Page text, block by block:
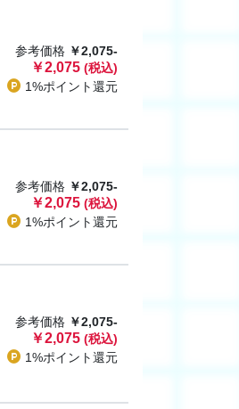
参考価格 ￥2,075-
￥2,075 (税込)
1%ポイント還元
参考価格 ￥2,075-
￥2,075 (税込)
1%ポイント還元
参考価格 ￥2,075-
￥2,075 (税込)
1%ポイント還元